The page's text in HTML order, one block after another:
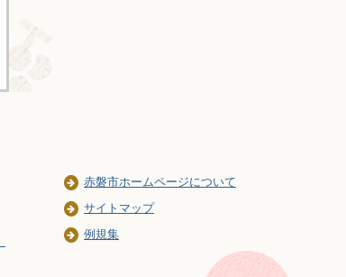
赤磐市ホームページについて
サイトマップ
例規集